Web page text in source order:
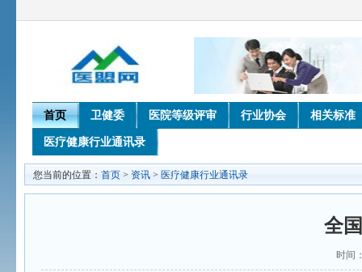
首页 卫健委 医院等级评审 行业协会 相关标准
医疗健康行业通讯录
您当前的位置： 首页 > 资讯 > 医疗健康行业通讯录
全
时间